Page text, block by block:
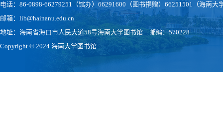
电话：86-0898-66279251（馆办）66291600（图书捐赠）66251501（海南大
邮箱：lib@hainanu.edu.cn
地址：海南省海口市人民大道58号海南大学图书馆 邮编：570228
Copyright © 2024 海南大学图书馆